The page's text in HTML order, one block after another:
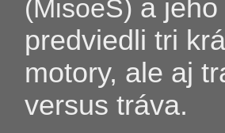
(MisoeS) a
predviedli tri
motory, ale aj
versus tráva.